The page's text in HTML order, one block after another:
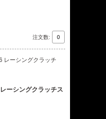
注文数:
ーシングクラッチス